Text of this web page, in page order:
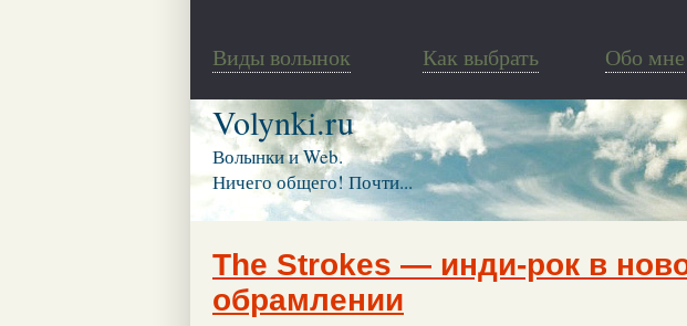
Виды волынок Как выбрать Обо мне
Volynki.ru
Волынки и Web.
Ничего общего! Почти...
The Strokes — инди-рок в
обрамлении